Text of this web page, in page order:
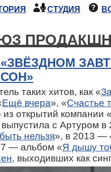
СТУДИЯ
таких хитов, как «
Ещё вчера», «Счастье
открытий компании
с Артуром в
нельзя», в 2013 —
— альбом «Я дышу
, выходивших как